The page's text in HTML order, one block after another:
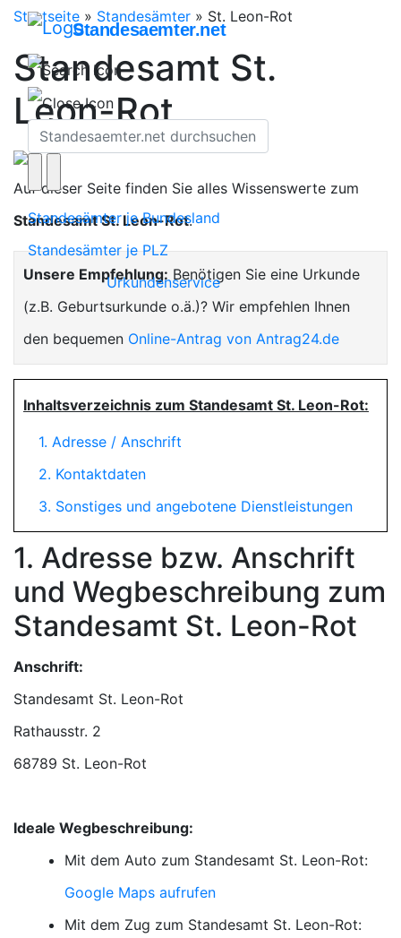
Standesaemter.net
Standesämter je Bundesland
Standesämter je PLZ
Urkundenservice
Startseite » Standesämter » St. Leon-Rot
Standesamt St.
Leon-Rot
Auf dieser Seite finden Sie alles Wissenswerte zum
Standesamt St. Leon-Rot.
Unsere Empfehlung: Benötigen Sie eine Urkunde
(z.B. Geburtsurkunde o.ä.)? Wir empfehlen Ihnen
den bequemen Online-Antrag von Antrag24.de
Inhaltsverzeichnis zum Standesamt St. Leon-Rot:
1. Adresse / Anschrift
2. Kontaktdaten
3. Sonstiges und angebotene Dienstleistungen
1. Adresse bzw. Anschrift
und Wegbeschreibung zum
Standesamt St. Leon-Rot
Anschrift:
Standesamt St. Leon-Rot
68789 St. Leon-Rot
Ideale Wegbeschreibung:
Mit dem Auto zum Standesamt St. Leon-Rot:
Google Maps aufrufen
Mit dem Zug zum Standesamt St. Leon-Rot: